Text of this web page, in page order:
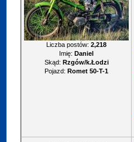
Liczba postów:2,218
Imię: Daniel
Skąd: Rzgów/k.Łodzi
Pojazd: Romet 50-T-1